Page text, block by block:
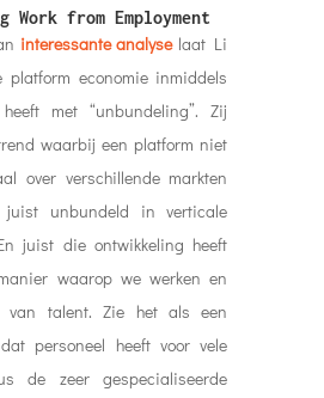
Work from Employment
interessante analyselaat Li
economie inmiddels
met “unbundeling”. Zij
waarbij een platform niet
over verschillende markten
juist unbundeld in verticale
juist die ontwikkeling heeft
waarop we werken en
van talent. Zie het als een
personeel heeft voor vele
de zeer gespecialiseerde